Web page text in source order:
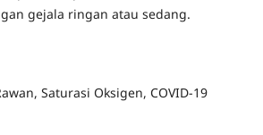
gejala ringan atau sedang.
Saturasi Oksigen, COVID-19